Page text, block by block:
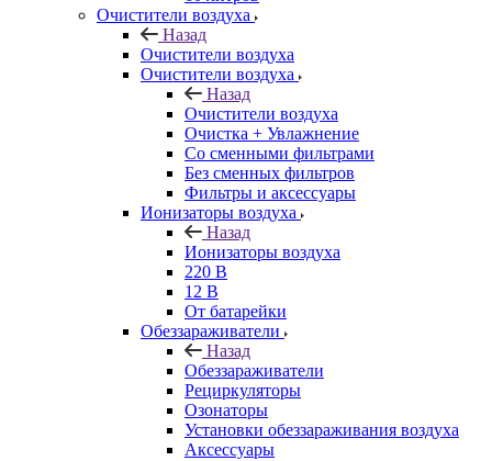
Очистители воздуха
Назад
Очистители воздуха
Очистители воздуха
Назад
Очистители воздуха
Очистка + Увлажнение
Cо сменными фильтрами
Без сменных фильтров
Фильтры и аксессуары
Ионизаторы воздуха
Назад
Ионизаторы воздуха
220 В
12 В
От батарейки
Обеззараживатели
Назад
Обеззараживатели
Рециркуляторы
Озонаторы
Установки обеззараживания воздуха
Аксессуары